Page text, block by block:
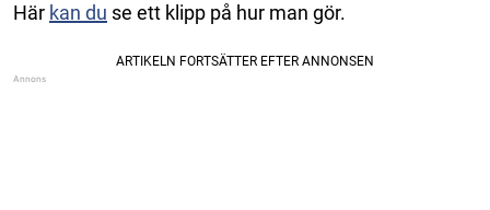
Här kan du se ett klipp på hur man gör.